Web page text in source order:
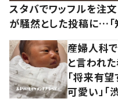
スタバでワッフルを注
が騒然とした投稿に…「
産婦人科
と言われ
「将来有望
可愛い」「